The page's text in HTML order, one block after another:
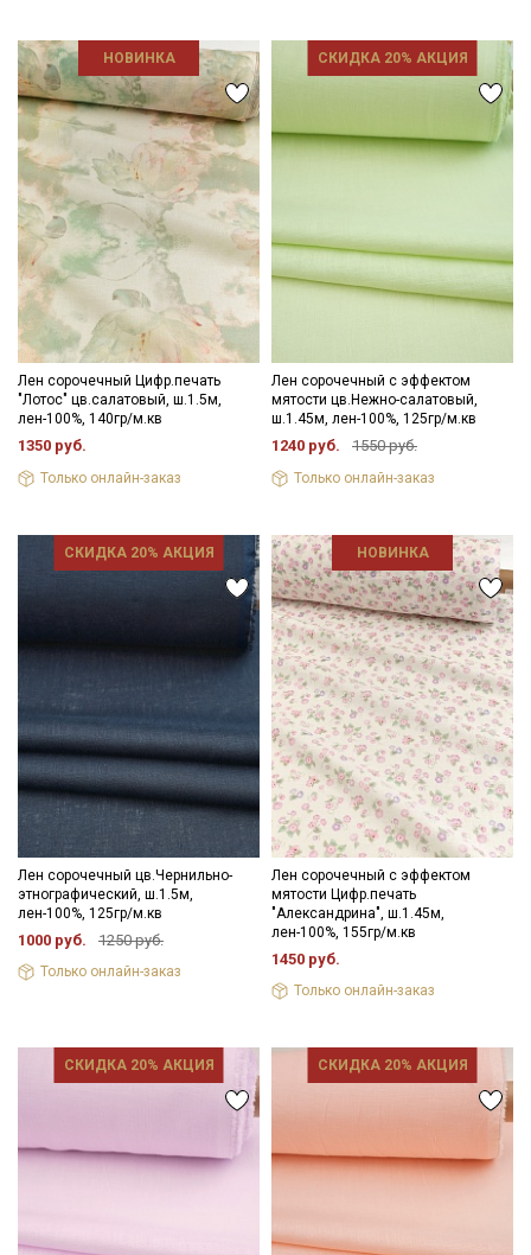
НОВИНКА
Лен сорочечный Цифр.печать
"Лотос" цв.салатовый, ш.1.5м,
лен-100%, 140гр/м.кв
1350 руб.
Только онлайн-заказ
СКИДКА 20% АКЦИЯ
Лен сорочечный с эффектом
мятости цв.Нежно-салатовый,
ш.1.45м, лен-100%, 125гр/м.кв
1240 руб. 1550 руб.
Только онлайн-заказ
СКИДКА 20% АКЦИЯ
Лен сорочечный цв.Чернильно-
этнографический, ш.1.5м,
лен-100%, 125гр/м.кв
1000 руб. 1250 руб.
Только онлайн-заказ
НОВИНКА
Лен сорочечный с эффектом
мятости Цифр.печать
"Александрина", ш.1.45м,
лен-100%, 155гр/м.кв
1450 руб.
Только онлайн-заказ
СКИДКА 20% АКЦИЯ СКИДКА 20% АКЦИЯ